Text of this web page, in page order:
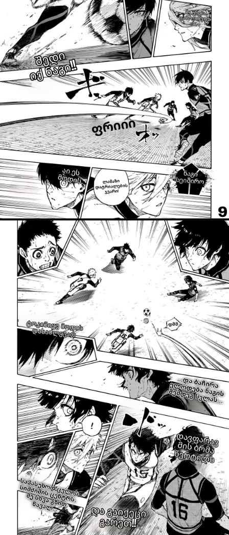
არ გაქვს ექაუნთი?დარეგისტრირდი
ან
მომხმარებელი:
პაროლი: დაგავიწყდა პაროლი?
არ დაიმახსოვრო
შესვლა
კოდით შესვლა